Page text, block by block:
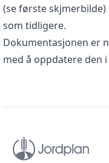
(se første
som tidligere.
Dokumentasjonen er
med å oppdatere den